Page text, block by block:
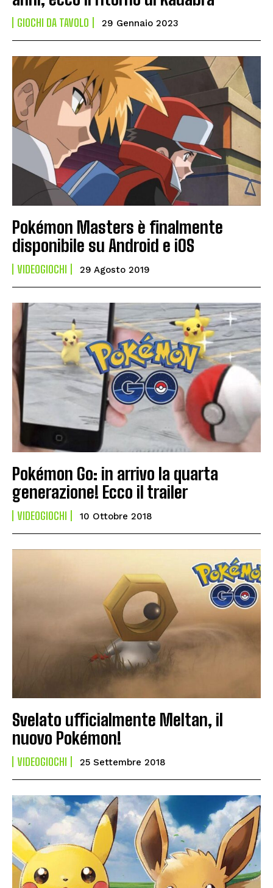
GIOCHI DA TAVOLO 29 Gennaio 2023
Pokémon Masters è finalmente
disponibile su Android e iOS
VIDEOGIOCHI 29 Agosto 2019
Pokémon Go: in arrivo la quarta
generazione! Ecco il trailer
VIDEOGIOCHI 10 Ottobre 2018
Svelato ufficialmente Meltan, il
nuovo Pokémon!
VIDEOGIOCHI 25 Settembre 2018